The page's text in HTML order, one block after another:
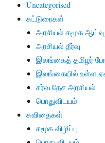
Uncategorised
கட்டுரைகள்
அரசியல் சமூக ஆய்வு
அரசியல் தீர்வு
இலங்கைத் தமிழர்
இலங்கையில் உள்ள
சர்வ தேச அரசியல்
பொதுவிடயம்
கவிதைகள்
சமூக விழிப்பு